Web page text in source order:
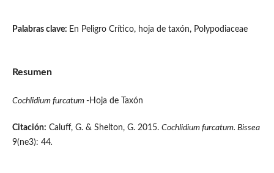
Palabras clave: En Peligro Crítico, hoja de taxón, Polypodiaceae
Resumen
Cochlidium furcatum -Hoja de Taxón
Citación: Caluff, G. & Shelton, G. 2015. Cochlidium furcatum. Bissea
9(ne3): 44.